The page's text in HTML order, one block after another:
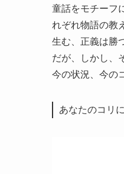
童話をモチーフ
れぞれ物語の教
生む、正義は勝
だが、しかし、
今の状況、今の
あなたのコリ